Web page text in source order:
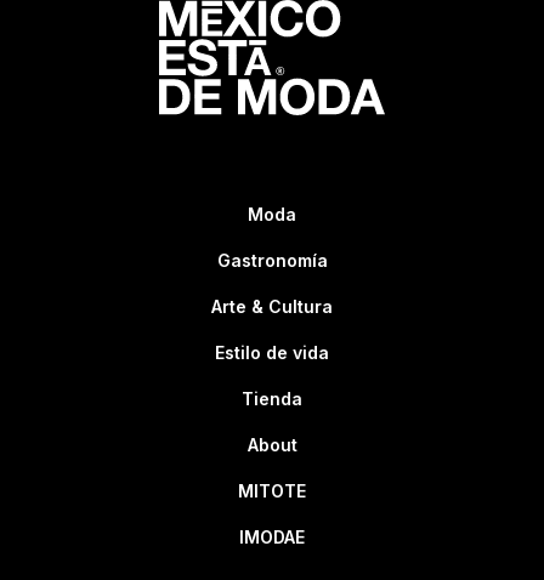
Moda
Gastronomía
Arte & Cultura
Estilo de vida
Tienda
About
MITOTE
IMODAE